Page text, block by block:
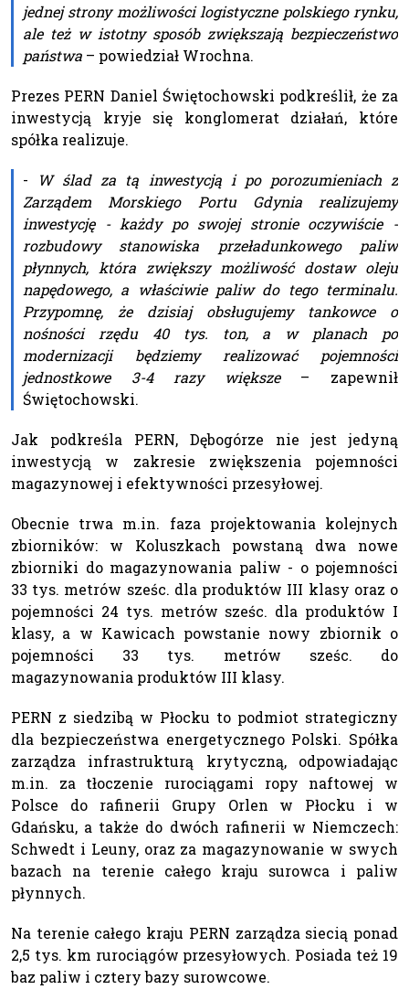
jednej strony możliwości logistyczne polskiego rynku,
ale też w istotny sposób zwiększają bezpieczeństwo
państwa – powiedział Wrochna.
Prezes PERN Daniel Świętochowski podkreślił, że za
inwestycją kryje się konglomerat działań, które
spółka realizuje.
-
W ślad za tą inwestycją i po porozumieniach z
Zarządem Morskiego Portu Gdynia realizujemy
inwestycję - każdy po swojej stronie oczywiście -
rozbudowy stanowiska przeładunkowego paliw
płynnych, która zwiększy możliwość dostaw oleju
napędowego, a właściwie paliw do tego terminalu.
Przypomnę, że dzisiaj obsługujemy tankowce o
nośności rzędu 40 tys. ton, a w planach po
modernizacji będziemy realizować pojemności
jednostkowe 3-4 razy większe– zapewnił
Świętochowski.
Jak podkreśla PERN, Dębogórze nie jest jedyną
inwestycją w zakresie zwiększenia pojemności
magazynowej i efektywności przesyłowej.
Obecnie trwa m.in. faza projektowania kolejnych
zbiorników: w Koluszkach powstaną dwa nowe
zbiorniki do magazynowania paliw - o pojemności
33 tys. metrów sześc. dla produktów III klasy oraz o
pojemności 24 tys. metrów sześc. dla produktów I
klasy, a w Kawicach powstanie nowy zbiornik o
pojemności 33 tys. metrów sześc. do
magazynowania produktów III klasy.
PERN z siedzibą w Płocku to podmiot strategiczny
dla bezpieczeństwa energetycznego Polski. Spółka
zarządza infrastrukturą krytyczną, odpowiadając
m.in. za tłoczenie rurociągami ropy naftowej w
Polsce do rafinerii Grupy Orlen w Płocku i w
Gdańsku, a także do dwóch rafinerii w Niemczech:
Schwedt i Leuny, oraz za magazynowanie w swych
bazach na terenie całego kraju surowca i paliw
płynnych.
Na terenie całego kraju PERN zarządza siecią ponad
2,5 tys. km rurociągów przesyłowych. Posiada też 19
baz paliw i cztery bazy surowcowe.